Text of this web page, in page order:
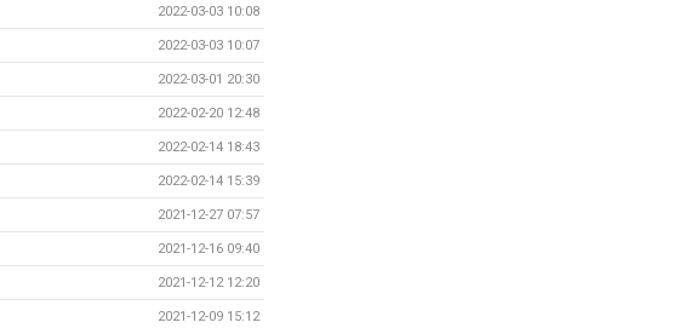
2022-03-03 10:08
2022-03-03 10:07
2022-03-01 20:30
2022-02-20 12:48
2022-02-14 18:43
2022-02-14 15:39
2021-12-27 07:57
2021-12-16 09:40
2021-12-12 12:20
2021-12-09 15:12